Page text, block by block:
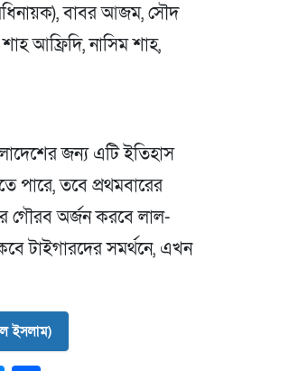
বাবর আজম, সৌদ
আফ্রিদি, নাসিম শাহ,
জন্য এটি ইতিহাস
পারে, তবে প্রথমবারের
গৌরব অর্জন করবে লাল-
টাইগারদের সমর্থনে, এখন
ইসলাম)